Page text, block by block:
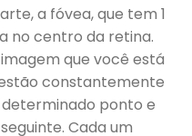
a fóvea, que tem 1
no centro da retina.
que você está
constantemente
ponto e
Cada um